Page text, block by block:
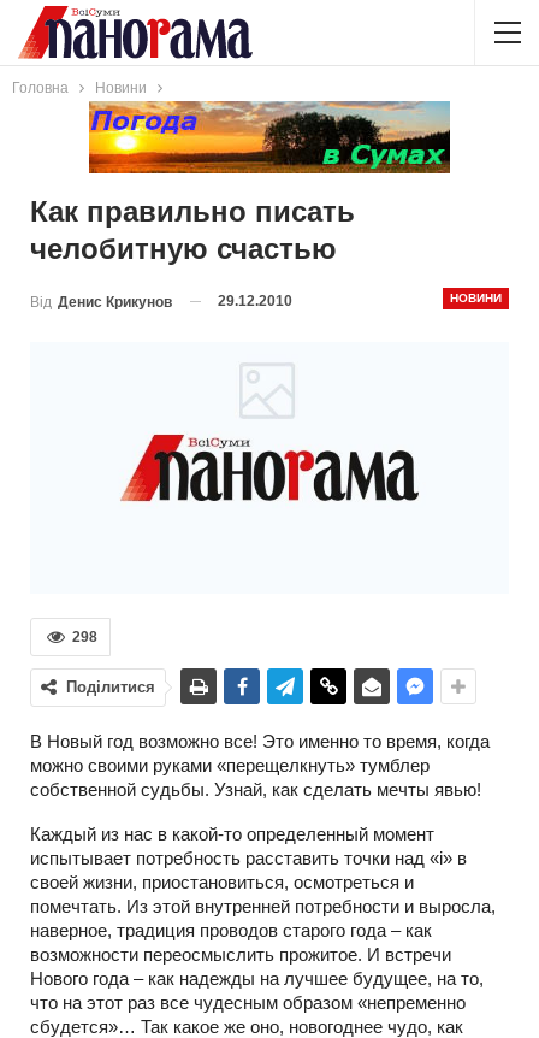
Головна Новини
Как правильно писать
челобитную счастью
НОВИНИ
Від Денис Крикунов 29.12.2010
298
Поділитися
В Новый год возможно все! Это именно то время, когда
можно своими руками «перещелкнуть» тумблер
собственной судьбы. Узнай, как сделать мечты явью!
Каждый из нас в какой-то определенный момент
испытывает потребность расставить точки над «і» в
своей жизни, приостановиться, осмотреться и
помечтать. Из этой внутренней потребности и выросла,
наверное, традиция проводов старого года – как
возможности переосмыслить прожитое. И встречи
Нового года – как надежды на лучшее будущее, на то,
что на этот раз все чудесным образом «непременно
сбудется»… Так какое же оно, новогоднее чудо, как